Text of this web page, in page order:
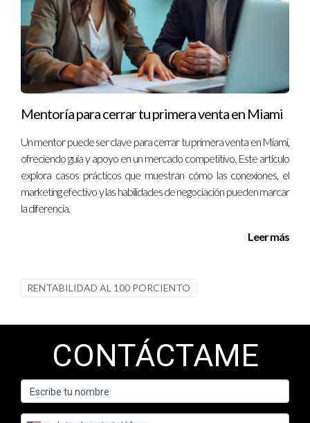
Mentoría para cerrar tu primera venta en Miami
Un mentor puede ser clave para cerrar tu primera venta en Miami,
ofreciendo guía y apoyo en un mercado competitivo. Este artículo
explora casos prácticos que muestran cómo las conexiones, el
marketing efectivo y las habilidades de negociación pueden marcar
la diferencia.
Leer más
RENTABILIDAD AL 100 PORCIENTO
CONTÁCTAME